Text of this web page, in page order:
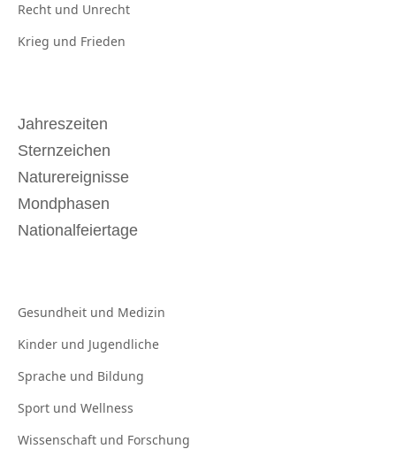
Recht und Unrecht
Krieg und Frieden
Jahreszeiten
Sternzeichen
Naturereignisse
Mondphasen
Nationalfeiertage
Gesundheit und Medizin
Kinder und Jugendliche
Sprache und Bildung
Sport und Wellness
Wissenschaft und Forschung